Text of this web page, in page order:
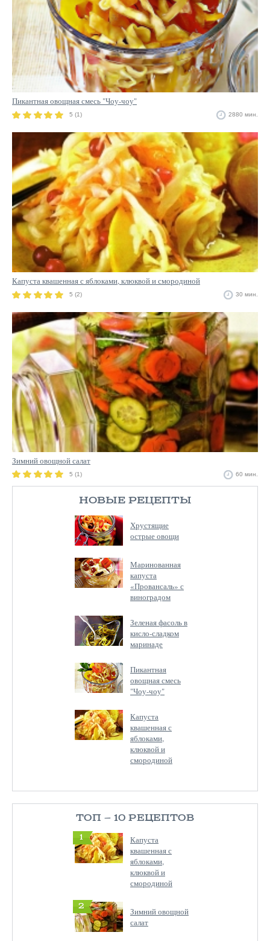
НОВЫЕ РЕЦЕПТЫ
Хрустящие
острые овощи
Маринованная
капуста
«Провансаль» с
виноградом
Зеленая фасоль в
кисло-сладком
маринаде
Пикантная
овощная смесь
"Чоу-чоу"
Капуста
квашенная с
яблоками,
клюквой и
смородиной
ТОП — 10 РЕЦЕПТОВ
1
Капуста
квашенная с
яблоками,
клюквой и
смородиной
2
Зимний овощной
салат
Пикантная овощная смесь "Чоу-чоу"
5 (1) 2880 мин.
Капуста квашенная с яблоками, клюквой и смородиной
5 (2) 30 мин.
Зимний овощной салат
5 (1) 60 мин.